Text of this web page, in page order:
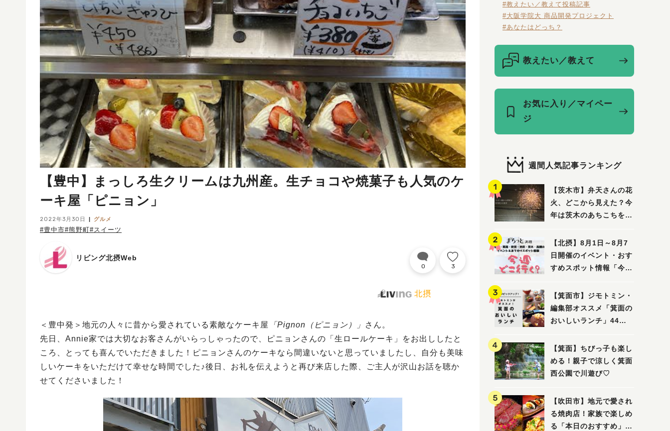
【豊中】まっしろ生クリームは九州産。生チョコや焼菓子も人気のケ
ーキ屋「ピニョン」
2022年3月30日 グルメ
#豊中市#熊野町#スイーツ
リビング北摂Web
0 3
＜豊中発＞地元の人々に昔から愛されている素敵なケーキ屋 「Pignon（ピニョン）」
さん。
先日、Annie家では大切なお客さんがいらっしゃったので、ピニョンさんの「生ロールケーキ」をお出ししたと
ころ、とっても喜んでいただきました！ピニョンさんのケーキなら間違いないと思っていましたし、自分も美味
しいケーキをいただけて幸せな時間でした♪後日、お礼を伝えようと再び来店した際、ご主人が沢山お話を聴か
せてくださいました！
#教えたい／教えて投稿記事
#大阪学院大 商品開発プロジェクト
#あなたはどっち？
教えたい／教えて
お気に入り／マイペー
ジ
週間人気記事ランキング
【茨木市】弁天さんの花
火、どこから見えた？今
年は茨木のあちこちを巡
【北摂】8月1日～8月7
日開催のイベント・おす
すめスポット情報「今週
面・吹田・池田・茨木・
高槻）
【箕面市】ジモトミン・
編集部オススメ「箕面の
おいしいランチ」44
から穴場まで！〜
【箕面】ちびっ子も楽し
める！親子で涼しく箕面
西公園で川遊び♡
【吹田市】地元で愛され
る焼肉店！家族で楽しめ
る「本日のおすすめ」で